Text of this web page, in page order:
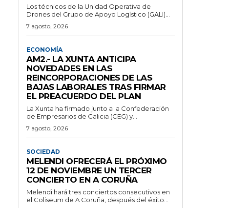
Los técnicos de la Unidad Operativa de
Drones del Grupo de Apoyo Logístico (GALI)...
7 agosto, 2026
ECONOMÍA
AM2.- LA XUNTA ANTICIPA
NOVEDADES EN LAS
REINCORPORACIONES DE LAS
BAJAS LABORALES TRAS FIRMAR
EL PREACUERDO DEL PLAN
La Xunta ha firmado junto a la Confederación
de Empresarios de Galicia (CEG) y...
7 agosto, 2026
SOCIEDAD
MELENDI OFRECERÁ EL PRÓXIMO
12 DE NOVIEMBRE UN TERCER
CONCIERTO EN A CORUÑA
Melendi hará tres conciertos consecutivos en
el Coliseum de A Coruña, después del éxito...